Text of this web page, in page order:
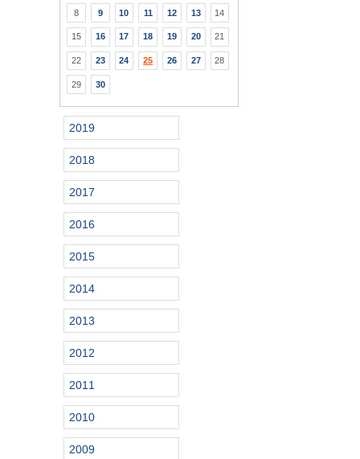
8 9 10 11 12 13 14
15 16 17 18 19 20 21
22 23 24 25 26 27 28
29 30
2019
2018
2017
2016
2015
2014
2013
2012
2011
2010
2009